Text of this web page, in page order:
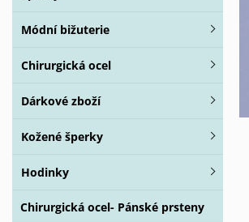
Módní bižuterie
Chirurgická ocel
Dárkové zboží
Kožené šperky
Hodinky
Chirurgická ocel- Pánské prsteny